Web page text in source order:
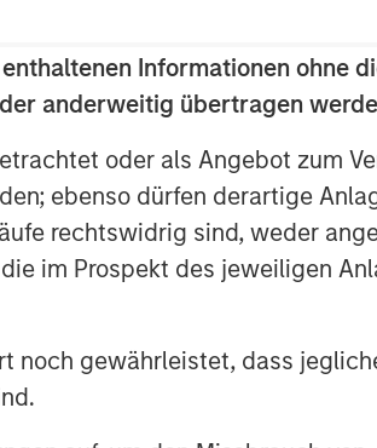
Informationen ohne
anderweitig übertragen
oder als Angebot zum
ebenso dürfen derartige
rechtswidrig sind, weder
im Prospekt des jeweiligen
noch gewährleistet, dass